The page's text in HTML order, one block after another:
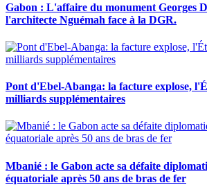
Gabon : L'affaire du monument Georges
l'architecte Nguémah face à la DGR.
Pont d'Ebel-Abanga: la facture explose,
milliards supplémentaires
Mbanié : le Gabon acte sa défaite
équatoriale après 50 ans de bras de fer